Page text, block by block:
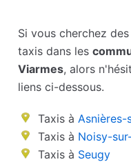
Si vous cherchez
taxis dans les
Viarmes, alors
liens ci-dessous.
Taxis àAsnières-
Taxis à Noisy-
Taxis à Seugy